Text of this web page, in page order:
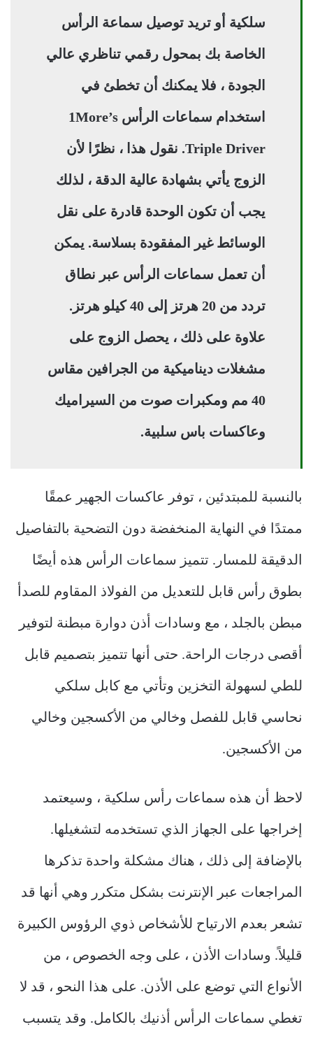
سلكية أو تريد توصيل سماعة الرأس
الخاصة بك بمحول رقمي تناظري عالي
الجودة ، فلا يمكنك أن تخطئ في
استخدام سماعات الرأس 1More’s
Triple Driver. نقول هذا ، نظرًا لأن
الزوج يأتي بشهادة عالية الدقة ، لذلك
يجب أن تكون الوحدة قادرة على نقل
الوسائط غير المفقودة بسلاسة. يمكن
أن تعمل سماعات الرأس عبر نطاق
تردد من 20 هرتز إلى 40 كيلو هرتز.
علاوة على ذلك ، يحصل الزوج على
مشغلات ديناميكية من الجرافين مقاس
40 مم ومكبرات صوت من السيراميك
وعاكسات باس سلبية.
بالنسبة للمبتدئين ، توفر عاكسات الجهير عمقًا
ممتدًا في النهاية المنخفضة دون التضحية بالتفاصيل
الدقيقة للمسار. تتميز سماعات الرأس هذه أيضًا
بطوق رأس قابل للتعديل من الفولاذ المقاوم للصدأ
مبطن بالجلد ، مع وسادات أذن دوارة مبطنة لتوفير
أقصى درجات الراحة. حتى أنها تتميز بتصميم قابل
للطي لسهولة التخزين وتأتي مع كابل سلكي
نحاسي قابل للفصل وخالي من الأكسجين وخالي
من الأكسجين.
لاحظ أن هذه سماعات رأس سلكية ، وسيعتمد
إخراجها على الجهاز الذي تستخدمه لتشغيلها.
بالإضافة إلى ذلك ، هناك مشكلة واحدة تذكرها
المراجعات عبر الإنترنت بشكل متكرر وهي أنها قد
تشعر بعدم الارتياح للأشخاص ذوي الرؤوس الكبيرة
قليلاً. وسادات الأذن ، على وجه الخصوص ، من
الأنواع التي توضع على الأذن. على هذا النحو ، قد لا
تغطي سماعات الرأس أذنيك بالكامل. وقد يتسبب